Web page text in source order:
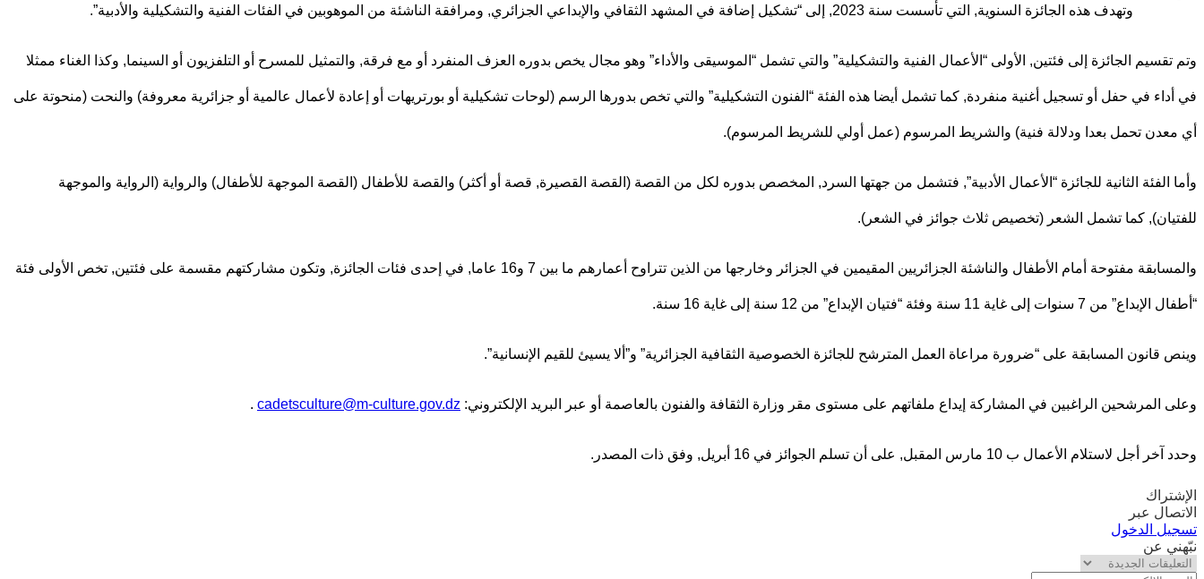
وتهدف هذه الجائزة السنوية, التي تأسست سنة 2023, إلى “تشكيل إضافة في المشهد الثقافي والإبداعي الجزائري, ومرافقة الناشئة من الموهوبين في الفئات الفنية والتشكيلية والأدبية”.
وتم تقسيم الجائزة إلى فئتين, الأولى “الأعمال الفنية والتشكيلية” والتي تشمل “الموسيقى والأداء” وهو مجال يخص بدوره العزف المنفرد أو مع فرقة, والتمثيل للمسرح أو التلفزيون أو السينما, وكذا الغناء ممثلا
في أداء في حفل أو تسجيل أغنية منفردة, كما تشمل أيضا هذه الفئة “الفنون التشكيلية” والتي تخص بدورها الرسم (لوحات تشكيلية أو بورتريهات أو إعادة لأعمال عالمية أو جزائرية معروفة) والنحت (منحوتة على
أي معدن تحمل بعدا ودلالة فنية) والشريط المرسوم (عمل أولي للشريط المرسوم).
وأما الفئة الثانية للجائزة “الأعمال الأدبية”, فتشمل من جهتها السرد, المخصص بدوره لكل من القصة (القصة القصيرة, قصة أو أكثر) والقصة للأطفال (القصة الموجهة للأطفال) والرواية (الرواية والموجهة
للفتيان), كما تشمل الشعر (تخصيص ثلاث جوائز في الشعر).
والمسابقة مفتوحة أمام الأطفال والناشئة الجزائريين المقيمين في الجزائر وخارجها من الذين تتراوح أعمارهم ما بين 7 و16 عاما, في إحدى فئات الجائزة, وتكون مشاركتهم مقسمة على فئتين, تخص الأولى فئة
“أطفال الإبداع” من 7 سنوات إلى غاية 11 سنة وفئة “فتيان الإبداع” من 12 سنة إلى غاية 16 سنة.
وينص قانون المسابقة على “ضرورة مراعاة العمل المترشح للجائزة الخصوصية الثقافية الجزائرية” و”ألا يسيئ للقيم الإنسانية”.
وعلى المرشحين الراغبين في المشاركة إيداع ملفاتهم على مستوى مقر وزارة الثقافة والفنون بالعاصمة أو عبر البريد الإلكتروني: cadetsculture@m-culture.gov.dz
.
وحدد آخر أجل لاستلام الأعمال ب 10 مارس المقبل, على أن تسلم الجوائز في 16 أبريل, وفق ذات المصدر.
الإشتراك
الاتصال عبر
تسجيل الدخول
نبّهني عن